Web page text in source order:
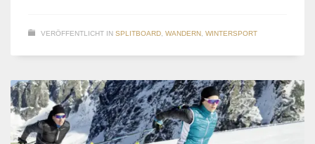
VERÖFFENTLICHT IN SPLITBOARD WANDERN WINTERSPORT